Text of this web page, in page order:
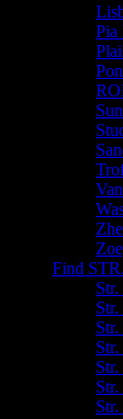
Pia
Find STR.
Str.
Str.
Str.
Str.
Str.
Str.
Str.